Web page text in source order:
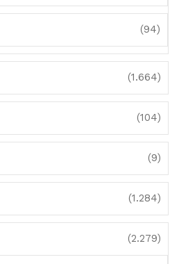
(94)
(1.664)
(104)
(9)
(1.284)
(2.279)